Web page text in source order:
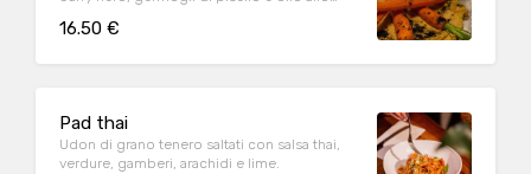
16.50 €
Pad thai
Udon di grano tenero saltati con salsa thai,
verdure, gamberi, arachidi e lime.